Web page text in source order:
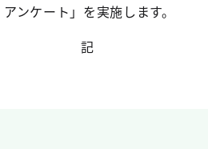
ンケート」を実施します。
記